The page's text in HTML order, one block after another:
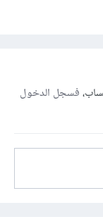
فسجل الدخول